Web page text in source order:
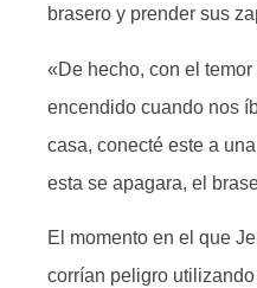
brasero y prender sus
«De hecho, con el
encendido cuando nos
casa, conecté este a
esta se apagara, el
El momento en el que
corrían peligro